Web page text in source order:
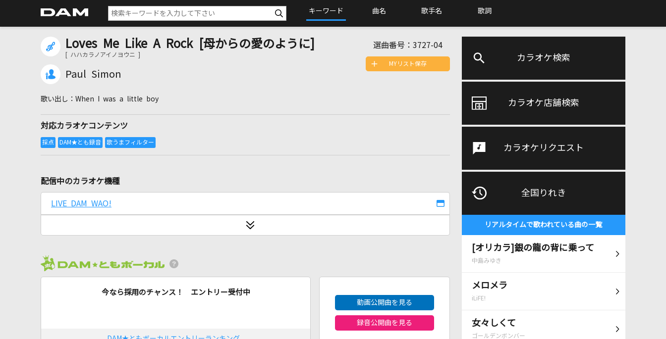
キーワード 曲名 歌手名 歌詞
カラオケ検索
カラオケ店舗検索
カラオケリクエスト
全国りれき
リアルタイムで歌われている曲の一覧
[オリカラ]銀の龍の背に乗って
中島みゆき
メロメラ
iLiFE!
女々しくて
ゴールデンボンバー
Loves Me Like A Rock [母からの愛のように]
[ ハハカラノアイノヨウニ ]
Paul Simon
選曲番号： 3727-04
When I was a little boy
対応カラオケコンテンツ
MYリスト保存
配信中のカラオケ機種
LIVE DAM WAO!
今なら採用のチャンス！ エントリー受付中
動画公開曲を見る
録音公開曲を見る